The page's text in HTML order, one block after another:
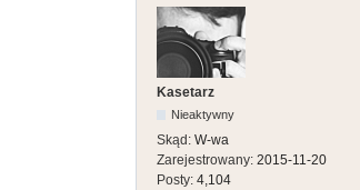
Kasetarz
Nieaktywny
Skąd: W-wa
Zarejestrowany: 2015-11-20
Posty: 4,104